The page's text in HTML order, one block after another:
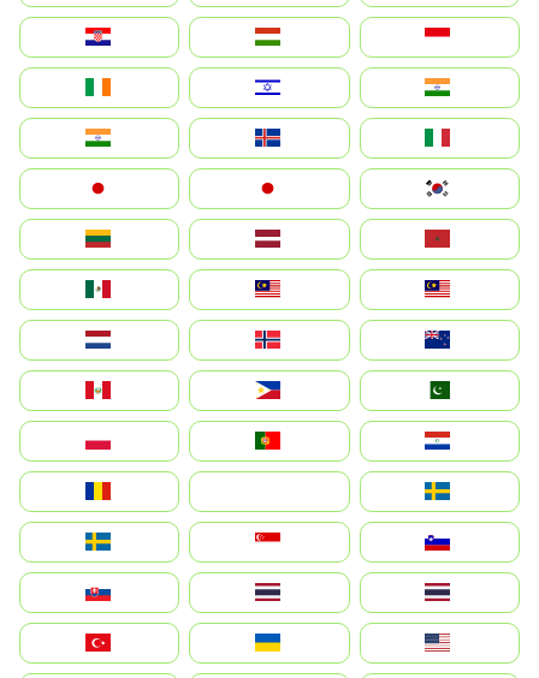
Hrvatska
Magyarország
Indonesia
Ireland
ישראל
भारत
India
Ísland
Italia
Japan
日本
대한민국
Lietuva
Latvija
Maroc
México
Malaysia (MS)
Malaysia
Nederland
Norge
New Zealand
Perú
Philippines
Pakistan
Polska
Portugal
Paraguay
România
На русском
Sweden
Sverige
Singapore
Slovenija
Slovensko
Thailand
ไทย
Türkiye
Україна
United States